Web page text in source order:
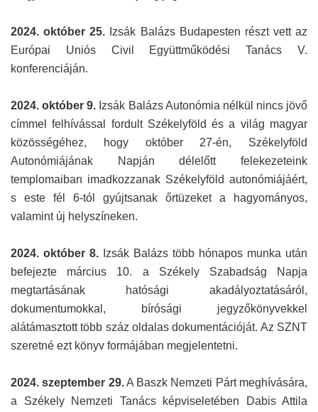
2024. október 25. Izsák Balázs Budapesten részt vett az
Európai Uniós Civil Együttműködési Tanács V.
konferenciáján.
2024. október 9. Izsák Balázs Autonómia nélkül nincs jövő
címmel felhívással fordult Székelyföld és a világ magyar
közösségéhez, hogy október 27-én, Székelyföld
Autonómiájának Napján délelőtt felekezeteink
templomaiban imadkozzanak Székelyföld autonómiájáért,
s este fél 6-tól gyújtsanak őrtüzeket a hagyományos,
valamint új helyszíneken.
2024. október 8. Izsák Balázs több hónapos munka után
befejezte március 10. a Székely Szabadság Napja
megtartásának hatósági akadályoztatásáról,
dokumentumokkal, bírósági jegyzőkönyvekkel
alátámasztott több száz oldalas dokumentációját. Az SZNT
szeretné ezt könyv formájában megjelentetni.
2024. szeptember 29.A Baszk Nemzeti Párt meghívására,
a Székely Nemzeti Tanács képviseletében Dabis Attila